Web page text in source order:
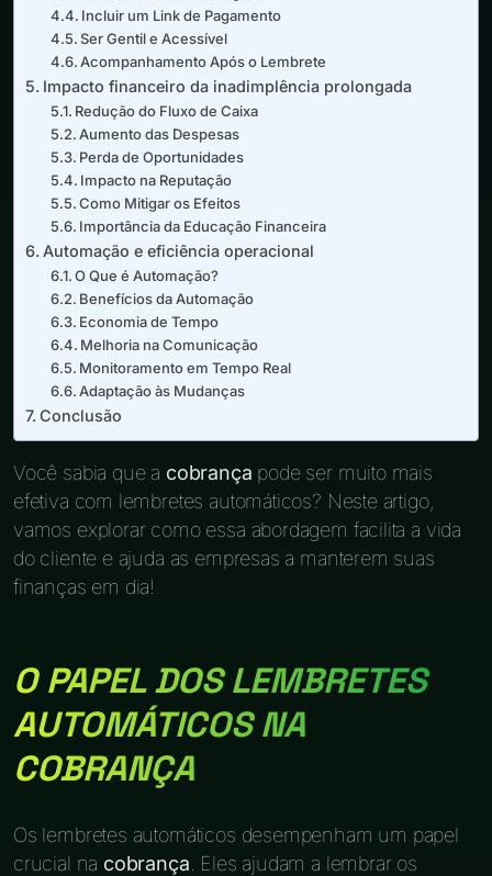
Incluir um Link de Pagamento
Ser Gentil e Acessível
Acompanhamento Após o Lembrete
Impacto financeiro da inadimplência prolongada
Redução do Fluxo de Caixa
Aumento das Despesas
Perda de Oportunidades
Impacto na Reputação
Como Mitigar os Efeitos
Importância da Educação Financeira
Automação e eficiência operacional
O Que é Automação?
Benefícios da Automação
Economia de Tempo
Melhoria na Comunicação
Monitoramento em Tempo Real
Adaptação às Mudanças
Conclusão
Você sabia que a cobrança pode ser muito mais
efetiva com lembretes automáticos? Neste artigo,
vamos explorar como essa abordagem facilita a vida
do cliente e ajuda as empresas a manterem suas
finanças em dia!
O PAPEL DOS LEMBRETES
AUTOMÁTICOS NA
COBRANÇA
Os lembretes automáticos desempenham um papel
crucial na cobrança . Eles ajudam a lembrar os